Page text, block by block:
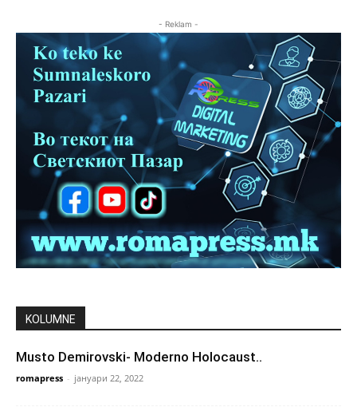
- Reklam -
KOLUMNE
Musto Demirovski- Moderno Holocaust..
romapress - јануари 22, 2022